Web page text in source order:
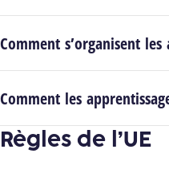
Comment s’organisent les
Comment les
Règles de l’UE